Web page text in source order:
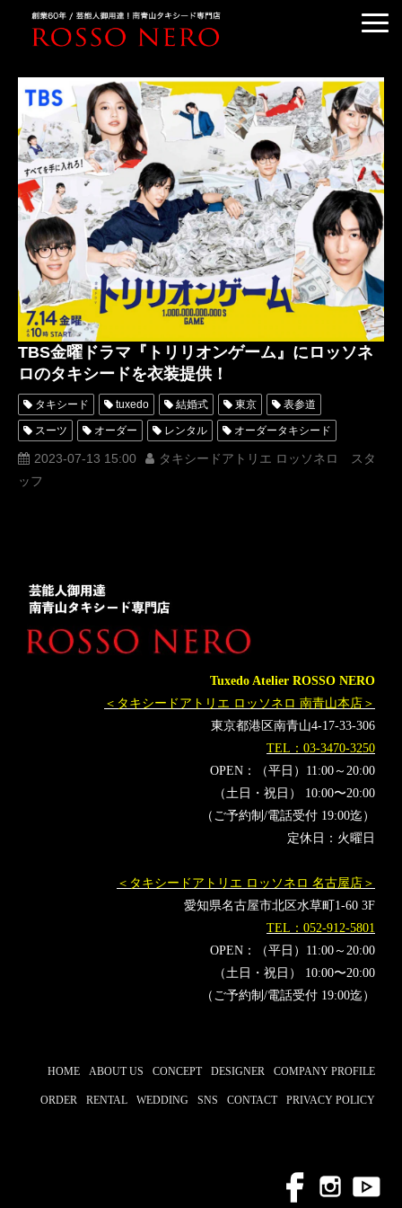
TUXEDO RENTAL
TUXEDO RANKING
KIMONO DRESS
CUSTOMER'S VOICE
COLUMN &BLOG
ABOUT US
ACCESS
TBS金曜ドラマ『トリリオンゲーム』にロッソネ
ロのタキシードを衣装提供！
タキシード tuxedo 結婚式 東京 表参道
スーツ オーダー レンタル オーダータキシード
レンタルタキシード ロッソネロ 人気 購入 名古屋
オーダータキシード東京
タキシードレンタル東京
今田美桜 SnowMan
レンタルタキシード横浜 トリリオンゲーム
2023-07-13 15:00
タキシードアトリエ ロッソネロ スタ
ッフ
Tuxedo Atelier ROSSO NERO
＜タキシードアトリエ ロッソネロ 南青山本店＞
東京都港区南青山4-17-33-306
TEL：03-3470-3250
OPEN：（平日）11:00～20:00
（土日・祝日） 10:00〜20:00
（ご予約制/電話受付 19:00迄）
定休日：火曜日
＜タキシードアトリエ ロッソネロ 名古屋店＞
愛知県名古屋市北区水草町1-60 3F
TEL：052-912-5801
OPEN：（平日）11:00～20:00
（土日・祝日） 10:00〜20:00
（ご予約制/電話受付 19:00迄）
HOME ABOUT US CONCEPT DESIGNER COMPANY PROFILE
ORDER RENTAL WEDDING SNS CONTACT PRIVACY POLICY